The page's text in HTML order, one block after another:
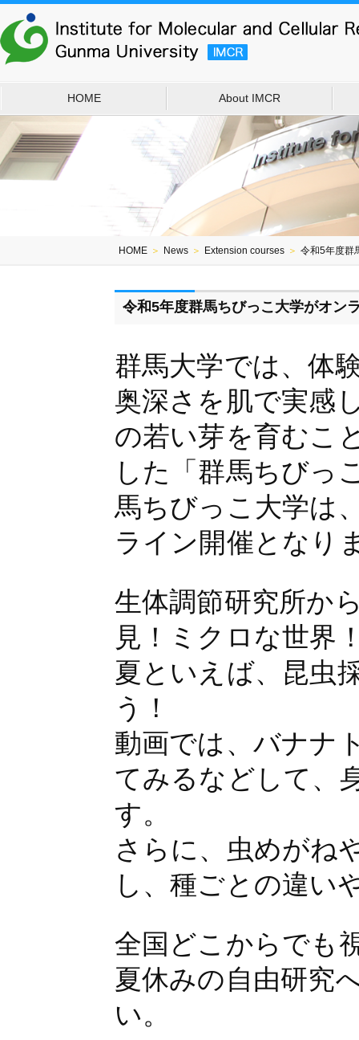
HOME About IMCR
HOME ＞ News ＞ Extension courses ＞ 令和5年度群
令和5年度群馬ちびっこ大学がオン
群馬大学では、体
奥深さを肌で実感
の若い芽を育むこ
した「群馬ちびっ
馬ちびっこ大学は
ライン開催となり
生体調節研究所か
見！ミクロな世界
夏といえば、昆虫
う！
動画では、バナナ
てみるなどして、
す。
さらに、虫めがね
し、種ごとの違い
全国どこからでも
夏休みの自由研究
い。